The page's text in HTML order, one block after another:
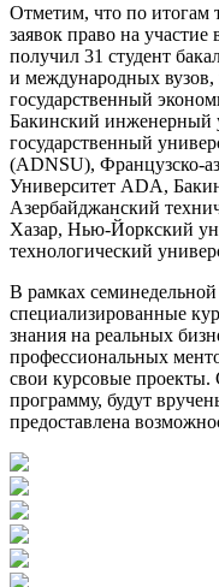
Отметим, что по итогам
заявок право на
получил 31 студент
и международных
государственный
Бакинский инженерный
государственный
(ADNSU), Французско-
Университет ADA,
Азербайджанский
Хазар, Нью-Йоркский
технологический
В рамках
специализированные
знания на реальных
профессиональных
свои курсовые
программу, будут
предоставлена